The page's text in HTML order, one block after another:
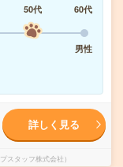
50代
60代
男性
詳しく見る
タッフ株式会社）